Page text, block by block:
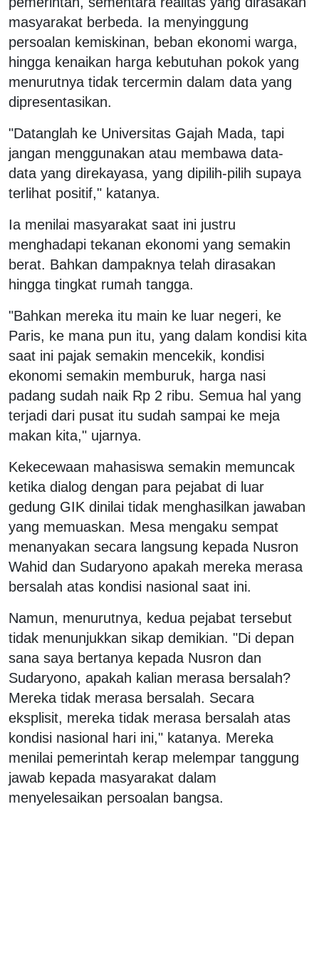
masyarakat berbeda. Ia menyinggung
persoalan kemiskinan, beban ekonomi warga,
hingga kenaikan harga kebutuhan pokok yang
menurutnya tidak tercermin dalam data yang
dipresentasikan.
"Datanglah ke Universitas Gajah Mada, tapi
jangan menggunakan atau membawa data-
data yang direkayasa, yang dipilih-pilih supaya
terlihat positif," katanya.
Ia menilai masyarakat saat ini justru
menghadapi tekanan ekonomi yang semakin
berat. Bahkan dampaknya telah dirasakan
hingga tingkat rumah tangga.
"Bahkan mereka itu main ke luar negeri, ke
Paris, ke mana pun itu, yang dalam kondisi kita
saat ini pajak semakin mencekik, kondisi
ekonomi semakin memburuk, harga nasi
padang sudah naik Rp 2 ribu. Semua hal yang
terjadi dari pusat itu sudah sampai ke meja
makan kita," ujarnya.
Kekecewaan mahasiswa semakin memuncak
ketika dialog dengan para pejabat di luar
gedung GIK dinilai tidak menghasilkan jawaban
yang memuaskan. Mesa mengaku sempat
menanyakan secara langsung kepada Nusron
Wahid dan Sudaryono apakah mereka merasa
bersalah atas kondisi nasional saat ini.
Namun, menurutnya, kedua pejabat tersebut
tidak menunjukkan sikap demikian. "Di depan
sana saya bertanya kepada Nusron dan
Sudaryono, apakah kalian merasa bersalah?
Mereka tidak merasa bersalah. Secara
eksplisit, mereka tidak merasa bersalah atas
kondisi nasional hari ini," katanya. Mereka
menilai pemerintah kerap melempar tanggung
jawab kepada masyarakat dalam
menyelesaikan persoalan bangsa.